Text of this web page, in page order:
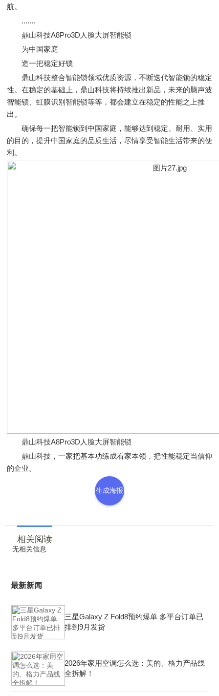
航。
.......
鼎山科技A8Pro3D人脸大屏智能锁
为中国家庭
造一把稳定好锁
鼎山科技整合智能锁领域优质资源，不断迭代智能锁的稳定
性。在稳定的基础上，鼎山科技将持续推出新品，未来的脑声波
智能锁、虹膜识别智能锁等等，都会建立在稳定的性能之上推
出。
确保每一把智能锁到中国家庭，能够达到稳定、耐用、实用
的目的，提升中国家庭的品质生活，尽情享受智能生活带来的便
利。
鼎山科技A8Pro3D人脸大屏智能锁
鼎山科技，一家把基本功练成看家本领，把性能稳定当信仰
的企业。
生成海报
相关阅读
无相关信息
最新新闻
三星Galaxy Z Fold8预约爆单 多平台订单已
排到9月发货
2026年家用空调怎么选：美的、格力产品线
全拆解！